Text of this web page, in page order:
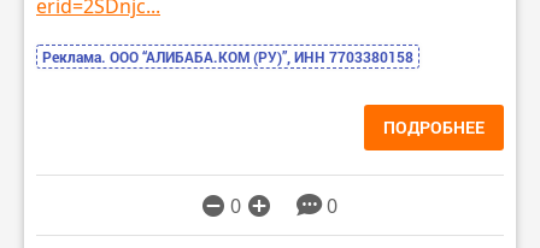
erid=2SDnjc...
Реклама. ООО “АЛИБАБА.КОМ (РУ)”, ИНН 7703380158
ПОДРОБНЕЕ
0 0